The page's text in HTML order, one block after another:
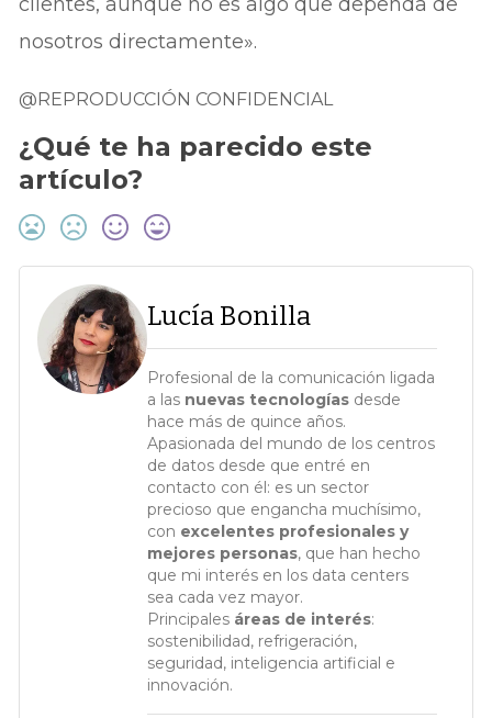
nosotros directamente».
@REPRODUCCIÓN CONFIDENCIAL
¿Qué te ha parecido este
artículo?
Lucía Bonilla
Profesional de la comunicación ligada
a las nuevas tecnologías desde
hace más de quince años.
Apasionada del mundo de los centros
de datos desde que entré en
contacto con él: es un sector
precioso que engancha muchísimo,
con excelentes profesionales y
mejores personas, que han hecho
que mi interés en los data centers
sea cada vez mayor.
Principales áreas de interés:
sostenibilidad, refrigeración,
seguridad, inteligencia artificial e
innovación.